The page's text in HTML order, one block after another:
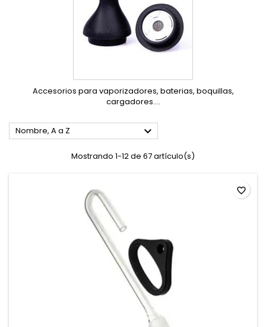
Accesorios para vaporizadores, baterias, boquillas,
cargadores....
Nombre, A a Z 
Mostrando 1-12 de 67 artículo(s)
favorite_border